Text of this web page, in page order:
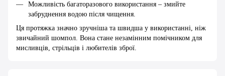
Можливість багаторазового використання – змийте
забруднення водою після чищення.
Ця протяжка значно зручніша та швидша у використанні, ніж
звичайний шомпол. Вона стане незамінним помічником для
мисливців, стрільців і любителів зброї.